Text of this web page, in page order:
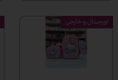
اورجینال و خارجی